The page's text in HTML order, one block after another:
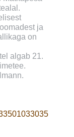
ja
on
algab 21.